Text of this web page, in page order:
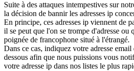
Suite à des attaques intempestives sur
la décision de bannir les adresses ip
En principe, ces adresses ip viennent de
il se peut que l'on se trompe d'adresse ou
poignée de francophone situé à l'étrangé.
Dans ce cas, indiquez votre adresse
dessous afin que nous puissions vous
votre adresse ip dans nos listes le plus